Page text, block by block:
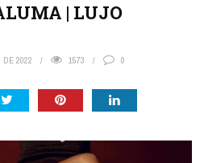
| LUJO
DE 2022 1573 0